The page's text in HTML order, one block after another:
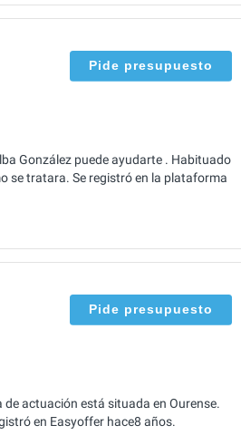
Pide presupuesto
González puede ayudarte . Habituado
se tratara. Se registró en la plataforma
Pide presupuesto
actuación está situada en Ourense.
en Easyoffer hace8 años.